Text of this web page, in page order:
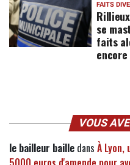
FAITS
se
faits
VOUS
le bailleur baille dans À Lyon,